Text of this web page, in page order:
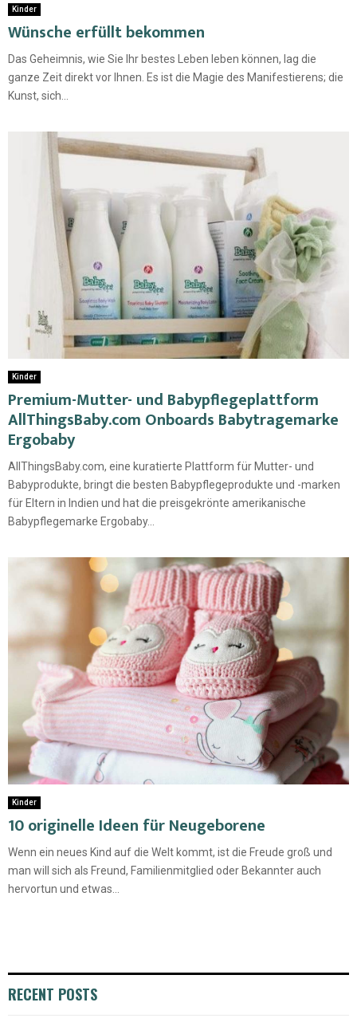
Kinder
Wünsche erfüllt bekommen
Das Geheimnis, wie Sie Ihr bestes Leben leben können, lag die
ganze Zeit direkt vor Ihnen. Es ist die Magie des Manifestierens; die
Kunst, sich...
Kinder
Premium-Mutter- und Babypflegeplattform
AllThingsBaby.com Onboards Babytragemarke
Ergobaby
AllThingsBaby.com, eine kuratierte Plattform für Mutter- und
Babyprodukte, bringt die besten Babypflegeprodukte und -marken
für Eltern in Indien und hat die preisgekrönte amerikanische
Babypflegemarke Ergobaby...
Kinder
10 originelle Ideen für Neugeborene
Wenn ein neues Kind auf die Welt kommt, ist die Freude groß und
man will sich als Freund, Familienmitglied oder Bekannter auch
hervortun und etwas...
RECENT POSTS